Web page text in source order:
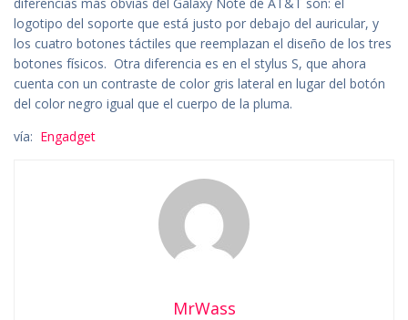
logotipo del soporte que está justo por debajo del auricular, y
los cuatro botones táctiles que reemplazan el diseño de los tres
botones físicos. Otra diferencia es en el stylus S, que ahora
cuenta con un contraste de color gris lateral en lugar del botón
del color negro igual que el cuerpo de la pluma.
vía: Engadget
MrWass